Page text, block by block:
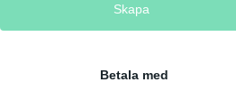
Skapa
Betala med